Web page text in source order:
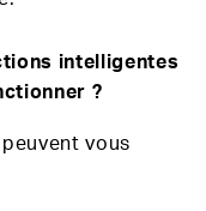
intelligentes
?
vous